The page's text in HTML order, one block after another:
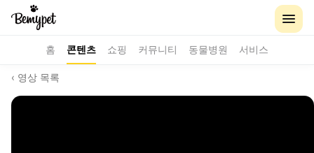
홈 콘텐츠 쇼핑 커뮤니티 동물병원 서비스
‹ 영상 목록